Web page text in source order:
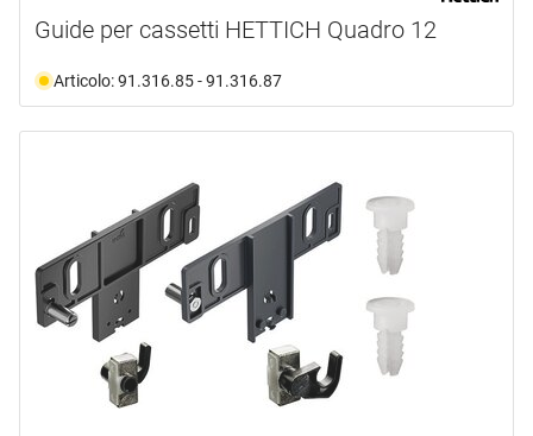
Guide per cassetti HETTICH Quadro 12
Articolo: 91.316.85 - 91.316.87